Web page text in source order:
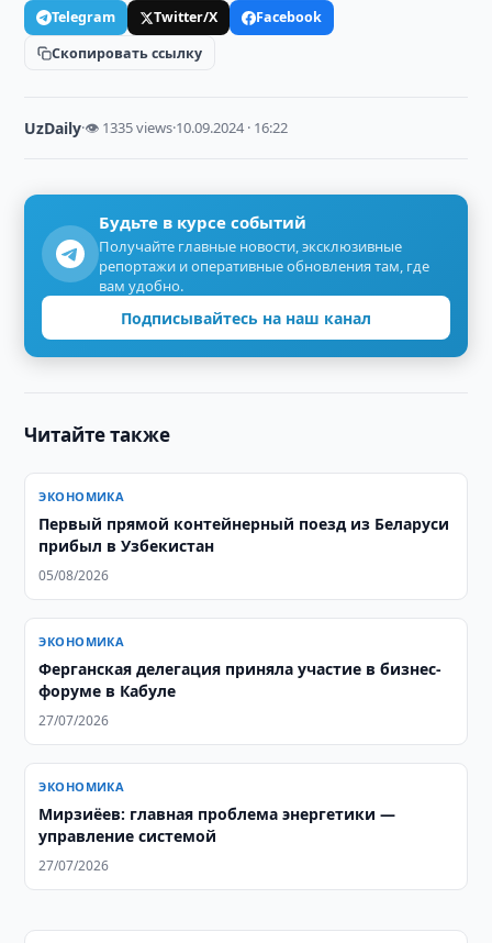
Telegram Twitter/X
Facebook
Скопировать ссылку
UzDaily·👁 1335 views·10.09.2024 · 16:22
Будьте в курсе событий
Получайте главные новости, эксклюзивные
репортажи и оперативные обновления там, где
вам удобно.
Подписывайтесь на наш канал
Читайте также
ЭКОНОМИКА
Первый прямой контейнерный поезд из Беларуси
прибыл в Узбекистан
05/08/2026
ЭКОНОМИКА
​​​​​​​Ферганская делегация приняла участие в бизнес-
форуме в Кабуле
27/07/2026
ЭКОНОМИКА
Мирзиёев: главная проблема энергетики —
управление системой
27/07/2026